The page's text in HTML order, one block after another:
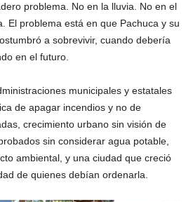
problema. No en la lluvia. No en el
El problema está en que Pachuca y su
a sobrevivir, cuando debería
en el futuro.
municipales y estatales
de apagar incendios y no de
crecimiento urbano sin visión de
sin considerar agua potable,
ambiental, y una ciudad que creció
de quienes debían ordenarla.